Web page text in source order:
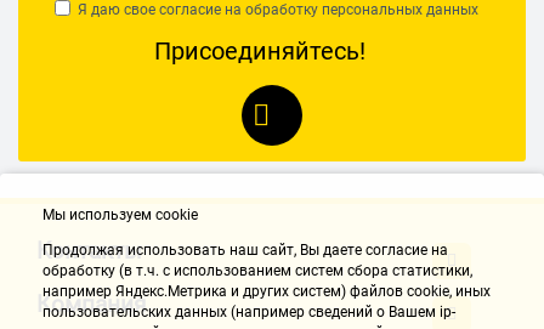
Я даю свое согласие на обработку персональных данных
Присоединяйтесь!
Контакты
Компания
Мы используем cookie
Продолжая использовать наш cайт, Вы даете согласие на
обработку (в т.ч. с использованием систем сбора статистики,
например Яндекс.Метрика и других систем) файлов cookie, иных
пользовательских данных (например сведений о Вашем ip-